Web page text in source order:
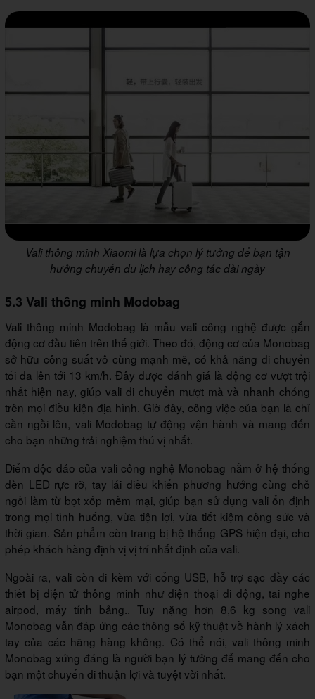
Vali thông minh Xiaomi là lựa chọn lý tưởng để bạn tận
hưởng chuyến du lịch hay công tác dài ngày
5.3 Vali thông minh Modobag
Vali thông minh Modobag là mẫu vali công nghệ được gắn
động cơ đầu tiên trên thế giới. Theo đó, động cơ của Monobag
sở hữu công suất vô cùng mạnh mẽ, có khả năng di chuyển
tối đa lên tới 13 km/h. Đây được đánh giá là động cơ vượt trội
nhất hiện nay, giúp vali di chuyển mượt mà và nhanh chóng
trên mọi điều kiện địa hình. Giờ đây, công việc của bạn là chỉ
cần ngồi lên, vali Modobag tự động vận hành và mang đến
cho bạn những trải nghiệm thú vị nhất.
Điểm độc đáo của vali công nghệ Monobag nằm ở hệ thống
đèn LED rực rỡ, tay lái điều khiển phương hướng cùng chỗ
ngồi làm từ bọt xốp mềm mại, giúp bạn sử dụng vali ổn định
trong mọi tình huống, vừa tiện lợi, vừa tiết kiệm công sức và
thời gian. Sản phẩm còn trang bị hệ thống GPS hiện đại, cho
phép khách hàng định vị vị trí nhất định của vali.
Ngoài ra, vali còn đi kèm với cổng USB, hỗ trợ sạc đầy các
thiết bị điện tử thông minh như điện thoại di động, tai nghe
airpod, máy tính bảng.. Tuy nặng hơn 8,6 kg song vali
Monobag vẫn đáp ứng các thông số kỹ thuật về hành lý xách
tay của các hãng hàng không. Có thể nói, vali thông minh
Monobag xứng đáng là người bạn lý tưởng để mang đến cho
bạn một chuyến đi thuận lợi và tuyệt vời nhất.